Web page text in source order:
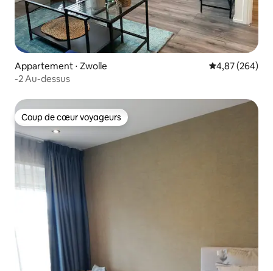
Appartement ⋅ Zwolle Évaluation
4,87 (264)
-2 Au-dessus
Coup de cœur voyageurs
Coup de cœur voyageurs